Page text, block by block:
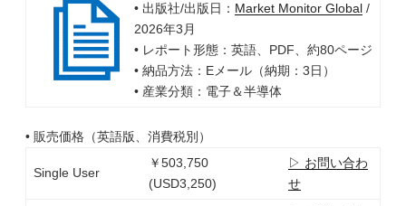
• 出版社/出版日： Market Monitor Global/
2026年3月
• レポート形態：英語、PDF、約80ページ
• 納品方法：Eメール（納期：3日）
• 産業分類：電子＆半導体
• 販売価格（英語版、消費税別）
Single User
￥503,750
(USD3,250)
▷ お問い合わ
せ